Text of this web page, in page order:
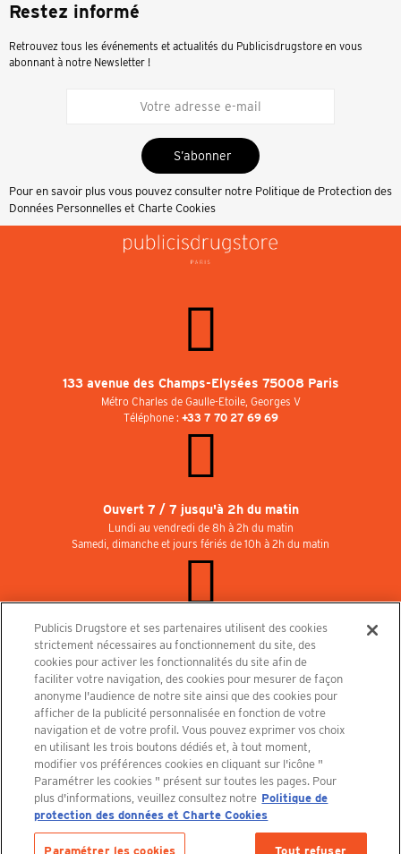
Restez informé
Retrouvez tous les événements et actualités du Publicisdrugstore en vous
abonnant à notre Newsletter !
S’abonner
Pour en savoir plus vous pouvez consulter notre Politique de Protection des
Données Personnelles et Charte Cookies
133 avenue des Champs-Elysées 75008 Paris
Métro Charles de Gaulle-Etoile, Georges V
Téléphone : +33 7 70 27 69 69
Ouvert 7 / 7 jusqu'à 2h du matin
Lundi au vendredi de 8h à 2h du matin
Samedi, dimanche et jours fériés de 10h à 2h du matin
Rejoignez-nous au Publicisdrugstore !
Nous recrutons pour les boutiques, le restaurant et le cinéma. Contactez-nous :
recrutement@publicisdrugstore.com
Conditions générales de vente
Mentions légales
Politique de Protection des Données Personnelles et Charte
Cookies
Découvrez le PUBLICISDRUGSTORE
Publicis Drugstore et ses partenaires utilisent des cookies
strictement nécessaires au fonctionnement du site, des
cookies pour activer les fonctionnalités du site afin de
faciliter votre navigation, des cookies pour mesurer de façon
anonyme l'audience de notre site ainsi que des cookies pour
afficher de la publicité personnalisée en fonction de votre
navigation et de votre profil. Vous pouvez exprimer vos choix
en utilisant les trois boutons dédiés et, à tout moment,
modifier vos préférences cookies en cliquant sur l'icône "
Paramétrer les cookies " présent sur toutes les pages. Pour
plus d'informations, veuillez consultez notre Politique de
protection des données et Charte Cookies
Paramétrer les cookies Tout refuser